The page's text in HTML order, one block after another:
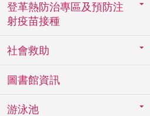
登革熱防治專區及預防注
射疫苗接種
社會救助
圖書館資訊
游泳池